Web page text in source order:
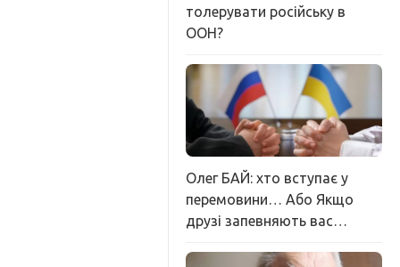
толерувати російську в
ООН?
Олег БАЙ: хто вступає у
перемовини… Або Якщо
друзі запевняють вас…